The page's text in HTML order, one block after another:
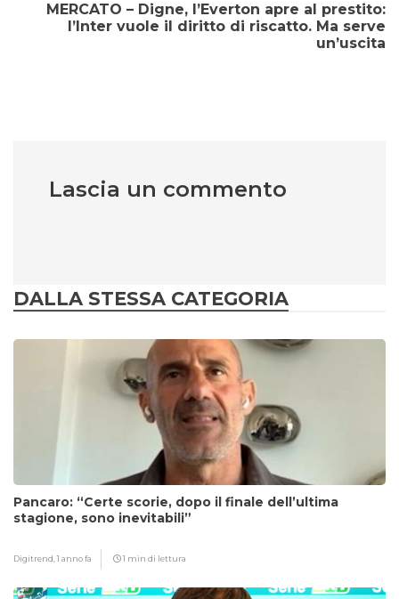
MERCATO – Digne, l’Everton apre al prestito:
l’Inter vuole il diritto di riscatto. Ma serve
un’uscita
Lascia un commento
DALLA STESSA CATEGORIA
Pancaro: “Certe scorie, dopo il finale dell’ultima
stagione, sono inevitabili”
Digitrend,1 anno fa 1 min di lettura